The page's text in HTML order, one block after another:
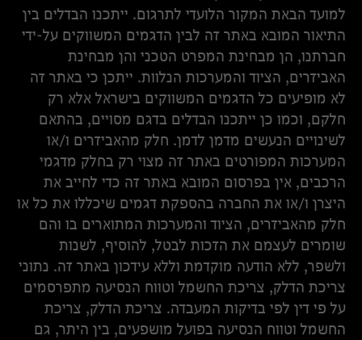
למועד הבאת המקור הלועדי לתרגום. ייתכנו הבדלים בין
התיאור המובא באתר זה לבין הדגמים המשווקים על-ידי
חברתנו, הן מבחינת המפרט הטכני והן מבחינת
האביזרים, הציוד והמערכות הנלוות. ייתכן כי באתר זה
לא מופיעים כל הדגמים המשווקים בישראל אלא רק
חלקם, וכמו כן ייתכנו הבדלים בדגם מסויים, בהתאם
לשינויים הנעשים מדמן לדמן. חלק מהאביזרים ו/או
המערכות המפורטים באתר זה מצוי רק בחלק מדגמי
הרכבים, אין בפרסום המובא באתר זה כדי לחייב את
היצרן ו/או את החברה בהספקת דגמים שיכללו את כל או
חלק מהאביזרים, הציוד והמערכות המתוארים בו והם
שומרים לעצמם את הזכות לבטל, להוסיף, לשנות
ולשפר, ללא הודעה מוקדמת וללא עידכון באתר זה. נתוני
צריכת הדלק, צריכת החשמל וטווח הנסיעה מתפרסמים
על פי דין לפי בדיקות המעבדה. צריכת הדלק, צריכת
החשמל וטווח הנסיעה בפועל מושפעים, בין היתר, גם